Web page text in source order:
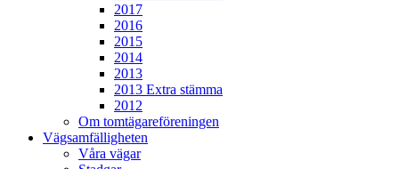
2017
2016
2015
2014
2013
2013 Extra stämma
2012
Om tomtägareföreningen
Vägsamfälligheten
Våra vägar